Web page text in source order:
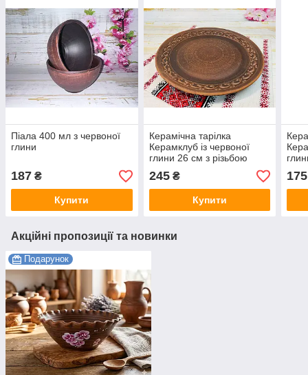
Піала 400 мл з червоної
глини
187 ₴
Купити
Керамічна тарілка
Керамклуб із червоної
глини 26 см з різьбою
245₴
Купити
175
Акційні пропозиції та новинки
Подарунок